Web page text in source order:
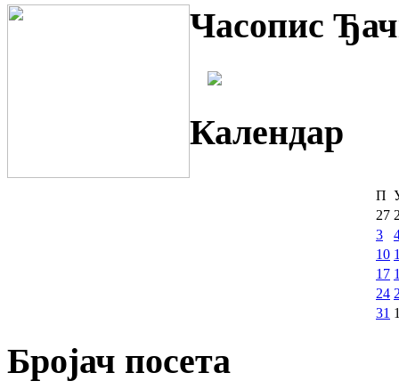
Часопис
Календар
П
27
3
10
17
24
31
Бројач посета